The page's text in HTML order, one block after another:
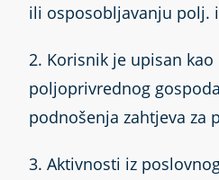
ili osposobljavanju polj.
2. Korisnik je upisan
poljoprivrednog
podnošenja zahtjeva za
3. Aktivnosti iz